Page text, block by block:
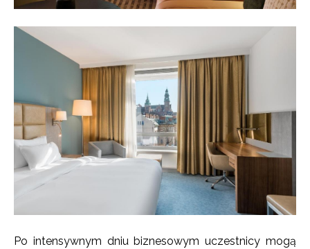
Po intensywnym dniu biznesowym uczestnicy mogą